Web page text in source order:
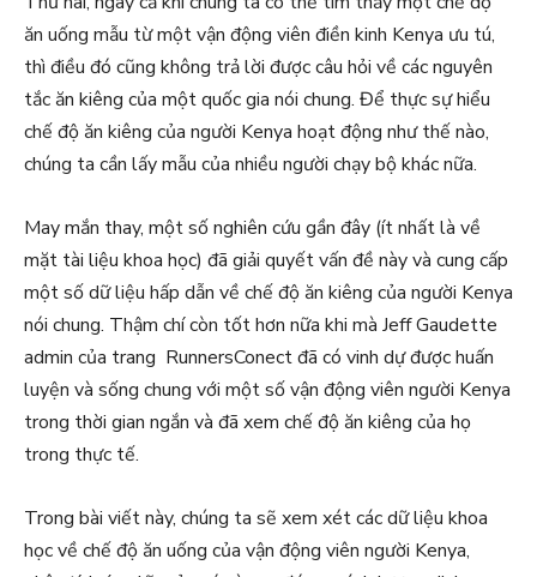
ăn uống mẫu từ một vận động viên điền kinh Kenya ưu tú,
thì điều đó cũng không trả lời được câu hỏi về các nguyên
tắc ăn kiêng của một quốc gia nói chung. Để thực sự hiểu
chế độ ăn kiêng của người Kenya hoạt động như thế nào,
chúng ta cần lấy mẫu của nhiều người chạy bộ khác nữa.
May mắn thay, một số nghiên cứu gần đây (ít nhất là về
mặt tài liệu khoa học) đã giải quyết vấn đề này và cung cấp
một số dữ liệu hấp dẫn về chế độ ăn kiêng của người Kenya
nói chung. Thậm chí còn tốt hơn nữa khi mà Jeff Gaudette
admin của trang RunnersConect đã có vinh dự được huấn
luyện và sống chung với một số vận động viên người Kenya
trong thời gian ngắn và đã xem chế độ ăn kiêng của họ
trong thực tế.
Trong bài viết này, chúng ta sẽ xem xét các dữ liệu khoa
học về chế độ ăn uống của vận động viên người Kenya,